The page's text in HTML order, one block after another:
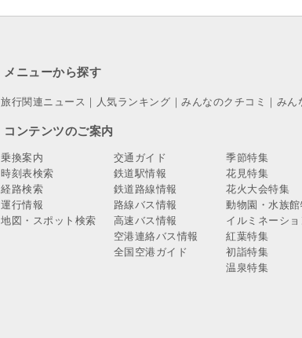
メニューから探す
旅行関連ニュース ｜ 人気ランキング ｜みんなのクチコミ ｜ みん
コンテンツのご案内
乗換案内
時刻表検索
経路検索
運行情報
地図・スポット検索
交通ガイド
鉄道駅情報
鉄道路線情報
路線バス情報
高速バス情報
空港連絡バス情報
全国空港ガイド
季節特集
花見特集
花火大会特集
動物園・水族館
イルミネーシ
紅葉特集
初詣特集
温泉特集